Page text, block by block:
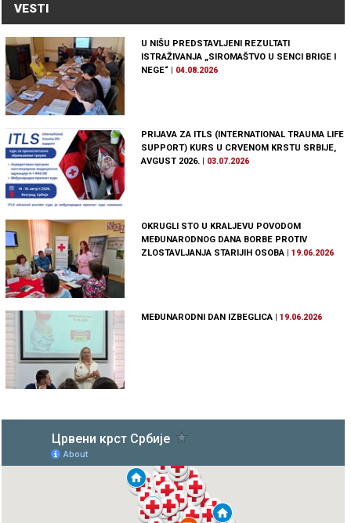
VESTI
U NIŠU PREDSTAVLJENI REZULTATI
ISTRAŽIVANJA „SIROMAŠTVO U SENCI BRIGE I
NEGE“ | 04.08.2026
PRIJAVA ZA ITLS (INTERNATIONAL TRAUMA LIFE
SUPPORT) KURS U CRVENOM KRSTU SRBIJE,
AVGUST 2026.
03.07.2026
OKRUGLI STO U KRALJEVU POVODOM
MEĐUNARODNOG DANA BORBE PROTIV
ZLOSTAVLJANJA STARIJIH OSOBA |19.06.2026
MEĐUNARODNI DAN IZBEGLICA |19.06.2026